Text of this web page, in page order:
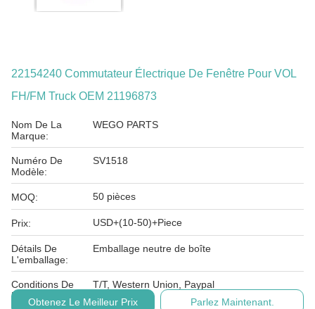
22154240 Commutateur Électrique De Fenêtre Pour VOL
FH/FM Truck OEM 21196873
Nom De La
Marque:
WEGO PARTS
Numéro De
Modèle:
SV1518
MOQ: 50 pièces
Prix: USD+(10-50)+Piece
Détails De
L'emballage:
Emballage neutre de boîte
Conditions De
Paiement:
T/T, Western Union, Paypal
Obtenez Le Meilleur Prix
Parlez Maintenant.